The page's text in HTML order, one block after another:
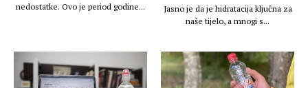
nedostatke. Ovo je period godine...
Jasno je da je hidratacija ključna za
naše tijelo, a mnogi s...